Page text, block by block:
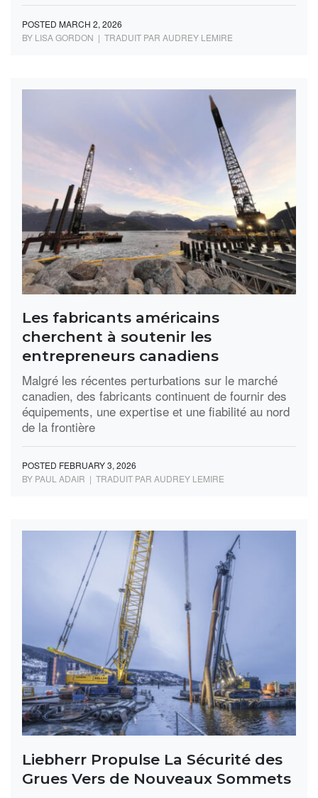
POSTED MARCH 2, 2026
BY LISA GORDON | TRADUIT PAR AUDREY LEMIRE
Les fabricants américains
cherchent à soutenir les
entrepreneurs canadiens
Malgré les récentes perturbations sur le marché
canadien, des fabricants continuent de fournir des
équipements, une expertise et une fiabilité au nord
de la frontière
POSTED FEBRUARY 3, 2026
BY PAUL ADAIR | TRADUIT PAR AUDREY LEMIRE
Liebherr Propulse La Sécurité des
Grues Vers de Nouveaux Sommets